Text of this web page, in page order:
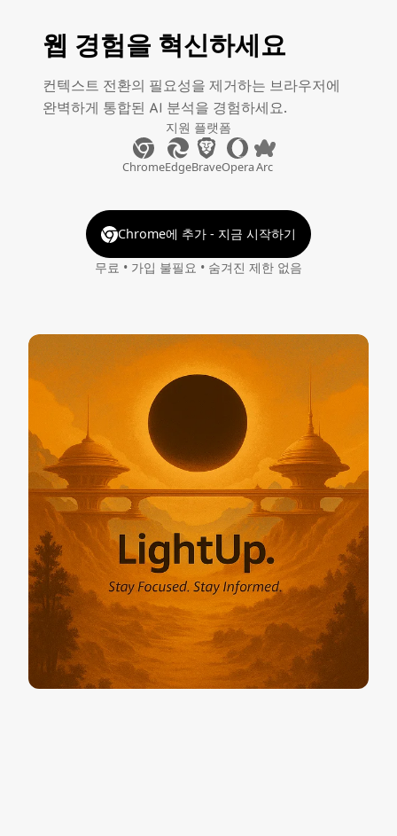
웹 경험을 혁신하세요
컨텍스트 전환의 필요성을 제거하는 브라우저에
완벽하게 통합된 AI 분석을 경험하세요.
지원 플랫폼
ChromeEdgeBraveOperaArc
Chrome에 추가 - 지금 시작하기
무료 • 가입 불필요 • 숨겨진 제한 없음